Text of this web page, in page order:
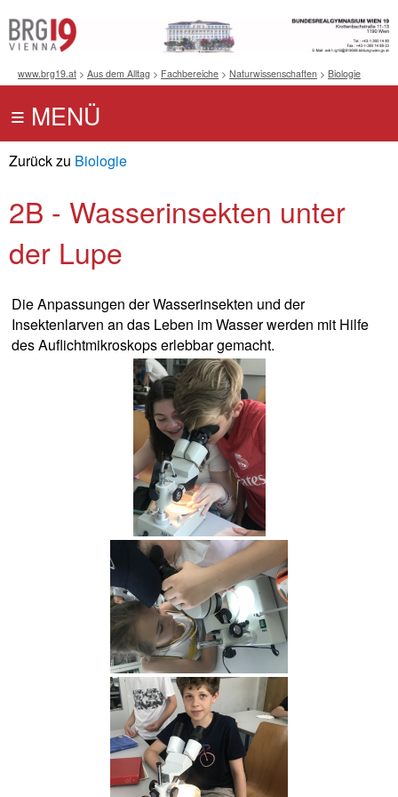
www.brg19.at > Aus dem Alltag > Fachbereiche > Naturwissenschaften > Biologie
Zurück zu Biologie
2B - Wasserinsekten unter
der Lupe
Die Anpassungen der Wasserinsekten und der
Insektenlarven an das Leben im Wasser werden mit Hilfe
des Auflichtmikroskops erlebbar gemacht.